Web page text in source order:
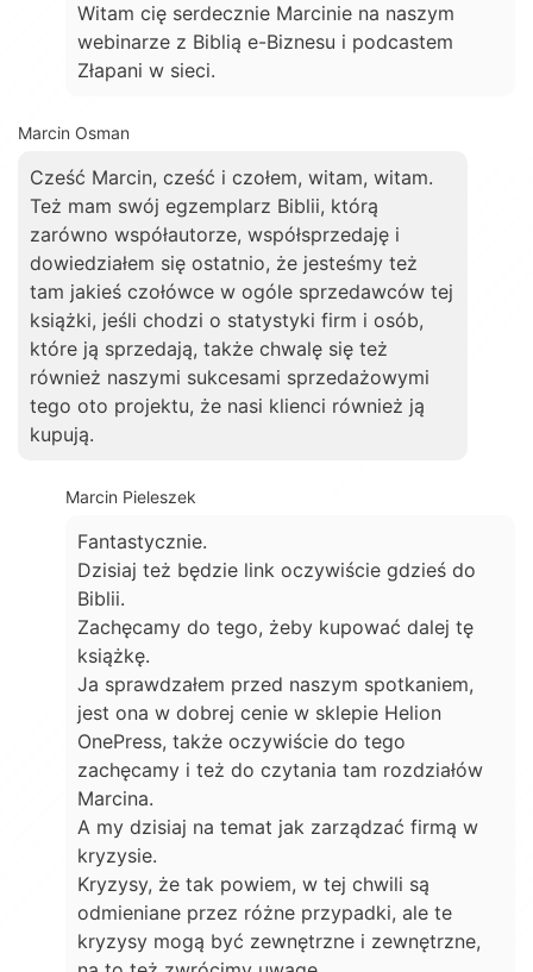
Witam cię serdecznie Marcinie na naszym
webinarze z Biblią e-Biznesu i podcastem
Złapani w sieci.
Marcin Osman
Cześć Marcin, cześć i czołem, witam, witam.
Też mam swój egzemplarz Biblii, którą
zarówno współautorze, współsprzedaję i
dowiedziałem się ostatnio, że jesteśmy też
tam jakieś czołówce w ogóle sprzedawców tej
książki, jeśli chodzi o statystyki firm i osób,
które ją sprzedają, także chwalę się też
również naszymi sukcesami sprzedażowymi
tego oto projektu, że nasi klienci również ją
kupują.
Marcin Pieleszek
Fantastycznie.
Dzisiaj też będzie link oczywiście gdzieś do
Biblii.
Zachęcamy do tego, żeby kupować dalej tę
książkę.
Ja sprawdzałem przed naszym spotkaniem,
jest ona w dobrej cenie w sklepie Helion
OnePress, także oczywiście do tego
zachęcamy i też do czytania tam rozdziałów
Marcina.
A my dzisiaj na temat jak zarządzać firmą w
kryzysie.
Kryzysy, że tak powiem, w tej chwili są
odmieniane przez różne przypadki, ale te
kryzysy mogą być zewnętrzne i zewnętrzne,